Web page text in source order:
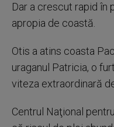
Dar a crescut rapid în
apropia de coastă.
Otis a atins coasta
uraganul Patricia, o
viteza extraordinară
Centrul Naţional